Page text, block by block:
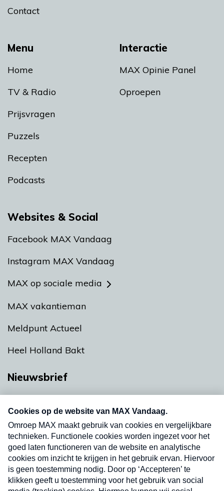
Menu
Home
TV & Radio
Prijsvragen
Puzzels
Recepten
Podcasts
Interactie
MAX Opinie Panel
Oproepen
Contact
Websites & Social
Facebook MAX Vandaag
Instagram MAX Vandaag
MAX op sociale media
MAX vakantieman
Meldpunt Actueel
Heel Holland Bakt
Nieuwsbrief
nieuwsbrief. Elke vrijdag- en dinsdagochtend in
uw mailbox.
Verzend